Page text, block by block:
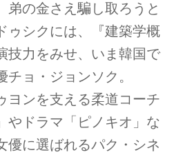
弟の金さえ騙し取ろうと
ゥシクには、『建築学概
技力をみせ、いま韓国で
ョ・ジョンソク。
ヨンを支える柔道コーチ
やドラマ「ピノキオ」な
優に選ばれるパク・シネ